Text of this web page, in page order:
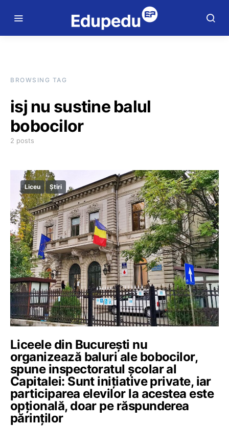
BROWSING TAG
isj nu sustine balul
bobocilor
2 posts
Liceu Știri
Liceele din București nu
organizează baluri ale bobocilor,
spune inspectoratul școlar al
Capitalei: Sunt inițiative private, iar
participarea elevilor la acestea este
opțională, doar pe răspunderea
părinților